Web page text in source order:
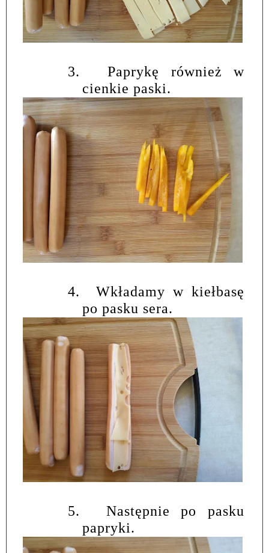
3.
Paprykę również w
cienkie paski.
4.
Wkładamy w kiełbasę
po pasku sera.
5.
Następnie po pasku
papryki.